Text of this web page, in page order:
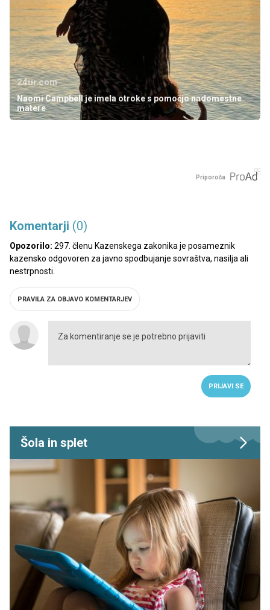
24ur.com
Naomi Campbell je imela otroke s pomočjo nadomestne
matere
Priporoča
Komentarji (0)
Opozorilo: 297. členu Kazenskega zakonika je posameznik
kazensko odgovoren za javno spodbujanje sovraštva, nasilja ali
nestrpnosti.
PRAVILA ZA OBJAVO KOMENTARJEV
PRIJAVI SE
Šola in splet